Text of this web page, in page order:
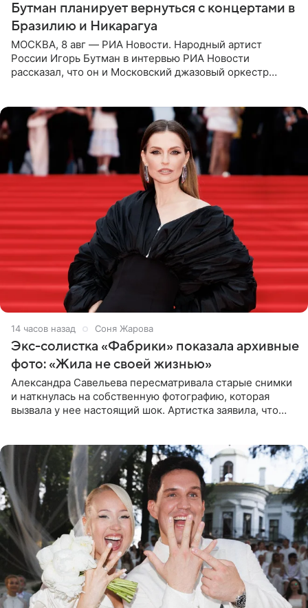
Бутман планирует вернуться с концертами в
Бразилию и Никарагуа
МОСКВА, 8 авг — РИА Новости. Народный артист
России Игорь Бутман в интервью РИА Новости
рассказал, что он и Московский джазовый оркестр
14 часов назад Соня Жарова
Экс-солистка «Фабрики» показала архивные
фото: «Жила не своей жизнью»
Александра Савельева пересматривала старые снимки
и наткнулась на собственную фотографию, которая
вызвала у нее настоящий шок. Артистка заявила, что